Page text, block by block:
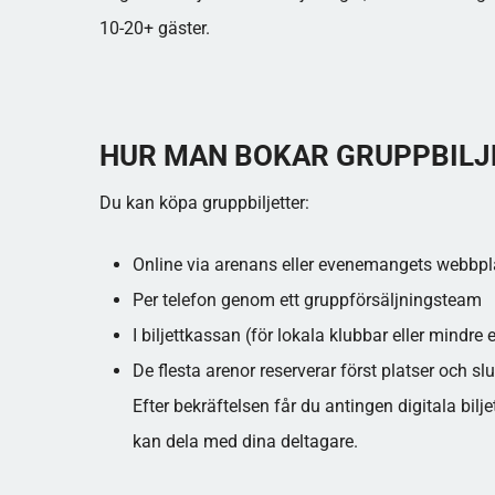
10-20+ gäster.
HUR MAN BOKAR
Du kan köpa gruppbiljetter:
Online via arenans eller evenemangets
Per telefon genom ett gruppförsäljningsteam
I biljettkassan (för lokala klubbar eller mindre
De flesta arenor reserverar först platser och
Efter bekräftelsen får du antingen digitala
kan dela med dina deltagare.